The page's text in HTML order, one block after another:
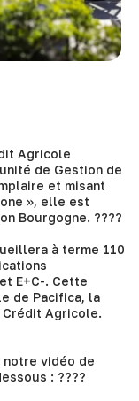
Agricole
de Gestion de
et misant
», elle est
Bourgogne. ????
à terme 110
E+C-. Cette
de Pacifica, la
Crédit Agricole.
notre vidéo de
: ????